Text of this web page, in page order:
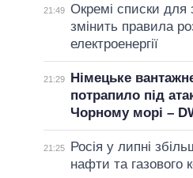
21:49 Окремі списки для
змінить правила
електроенергії
21:29
Німецьке
потрапило під
Чорному морі –
21:25
Росія у липні
нафти та газового